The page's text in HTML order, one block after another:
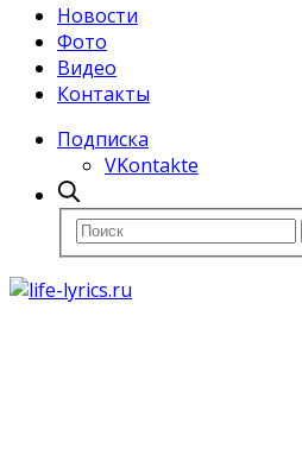
Новости
Фото
Видео
Контакты
Подписка
VKontakte